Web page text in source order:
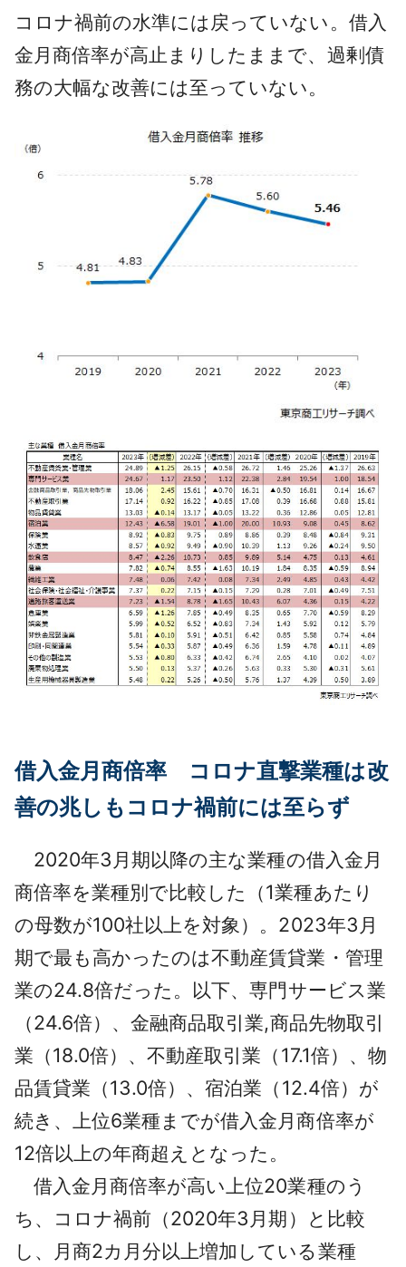
コロナ禍前の水準には戻っていない。借入
金月商倍率が高止まりしたままで、過剰債
務の大幅な改善には至っていない。
借入金月商倍率 コロナ直撃業種は改
善の兆しもコロナ禍前には至らず
2020年3月期以降の主な業種の借入金月
商倍率を業種別で比較した（1業種あたり
の母数が100社以上を対象）。2023年3月
期で最も高かったのは不動産賃貸業・管理
業の24.8倍だった。以下、専門サービス業
（24.6倍）、金融商品取引業,商品先物取引
業（18.0倍）、不動産取引業（17.1倍）、物
品賃貸業（13.0倍）、宿泊業（12.4倍）が
続き、上位6業種までが借入金月商倍率が
12倍以上の年商超えとなった。
借入金月商倍率が高い上位20業種のう
ち、コロナ禍前（2020年3月期）と比較
し、月商2カ月分以上増加している業種